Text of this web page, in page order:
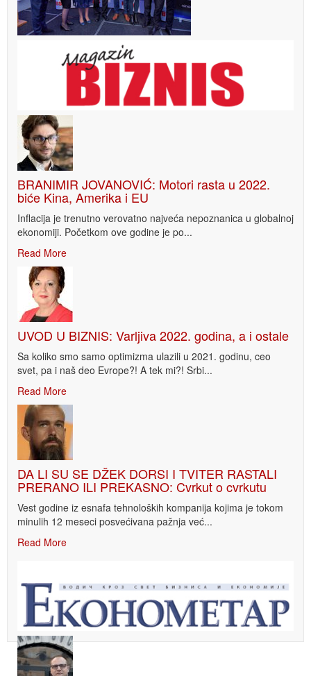
BRANIMIR JOVANOVIĆ: Motori rasta u 2022.
biće Kina, Amerika i EU
Inflacija je trenutno verovatno najveća nepoznanica u globalnoj
ekonomiji. Početkom ove godine je po...
Read More
UVOD U BIZNIS: Varljiva 2022. godina, a i ostale
Sa koliko smo samo optimizma ulazili u 2021. godinu, ceo
svet, pa i naš deo Evrope?! A tek mi?! Srbi...
Read More
DA LI SU SE DŽEK DORSI I TVITER RASTALI
PRERANO ILI PREKASNO: Cvrkut o cvrkutu
Vest godine iz esnafa tehnoloških kompanija kojima je tokom
minulih 12 meseci posvećivana pažnja već...
Read More